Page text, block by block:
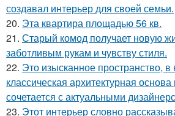
создавал интерьер для своей семьи.
20. Эта квартира площадью 56 кв.
21. Старый комод получает новую
заботливым рукам и чувству стиля.
22. Это изысканное пространство, в
классическая архитектурная
сочетается с актуальными
23. Этот интерьер словно